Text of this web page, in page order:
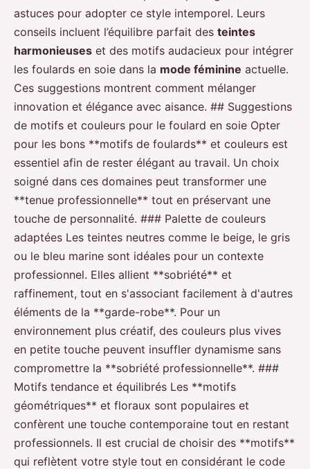
astuces pour adopter ce style intemporel. Leurs
conseils incluent l’équilibre parfait des teintes
harmonieuses et des motifs audacieux pour intégrer
les foulards en soie dans la mode féminine actuelle.
Ces suggestions montrent comment mélanger
innovation et élégance avec aisance. ## Suggestions
de motifs et couleurs pour le foulard en soie Opter
pour les bons **motifs de foulards** et couleurs est
essentiel afin de rester élégant au travail. Un choix
soigné dans ces domaines peut transformer une
**tenue professionnelle** tout en préservant une
touche de personnalité. ### Palette de couleurs
adaptées Les teintes neutres comme le beige, le gris
ou le bleu marine sont idéales pour un contexte
professionnel. Elles allient **sobriété** et
raffinement, tout en s'associant facilement à d'autres
éléments de la **garde-robe**. Pour un
environnement plus créatif, des couleurs plus vives
en petite touche peuvent insuffler dynamisme sans
compromettre la **sobriété professionnelle**. ###
Motifs tendance et équilibrés Les **motifs
géométriques** et floraux sont populaires et
confèrent une touche contemporaine tout en restant
professionnels. Il est crucial de choisir des **motifs**
qui reflètent votre style tout en considérant le code